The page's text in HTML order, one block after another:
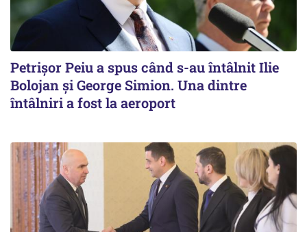
Petrişor Peiu a spus când s-au întâlnit Ilie
Bolojan şi George Simion. Una dintre
întâlniri a fost la aeroport